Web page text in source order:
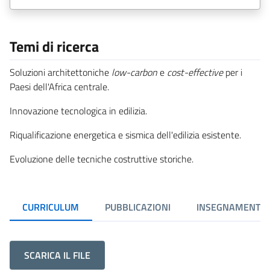
Temi di ricerca
Soluzioni architettoniche low-carbone cost-effectiveper i
Paesi dell'Africa centrale.
Innovazione tecnologica in edilizia.
Riqualificazione energetica e sismica dell'edilizia esistente.
Evoluzione delle tecniche costruttive storiche.
CURRICULUM PUBBLICAZIONI INSEGNAMENTI
SCARICA IL FILE